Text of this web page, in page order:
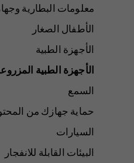
معلومات البطارية
الأطفال الصغار
الأجهزة الطبية
الأجهزة الطبية
السمع
حماية جهازك من
السيارات
البيئات القابلة للانفجار